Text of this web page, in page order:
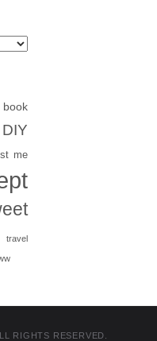
book
DIY
me
travel
RIGHTS RESERVED.